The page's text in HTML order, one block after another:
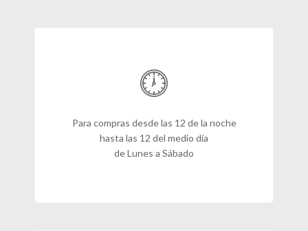
Para compras desde las 12 de la noche
hasta las 12 del medio día
de Lunes a Sábado